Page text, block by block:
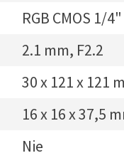
RGB CMOS 1/4"
2.1 mm, F2.2
30 x 121 x 121
16 x 16 x 37,5
Nie